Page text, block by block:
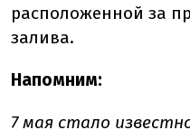
расположенной за
залива.
Напомним:
7 мая стало